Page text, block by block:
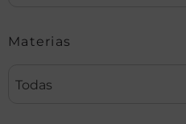
Materias
Todas